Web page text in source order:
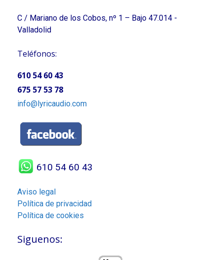
C / Mariano de los Cobos, nº 1 – Bajo 47.014 -
Valladolid
Teléfonos:
610 54 60 43
675 57 53 78
info@lyricaudio.com
610 54 60 43
Aviso legal
Política de privacidad
Política de cookies
Siguenos: